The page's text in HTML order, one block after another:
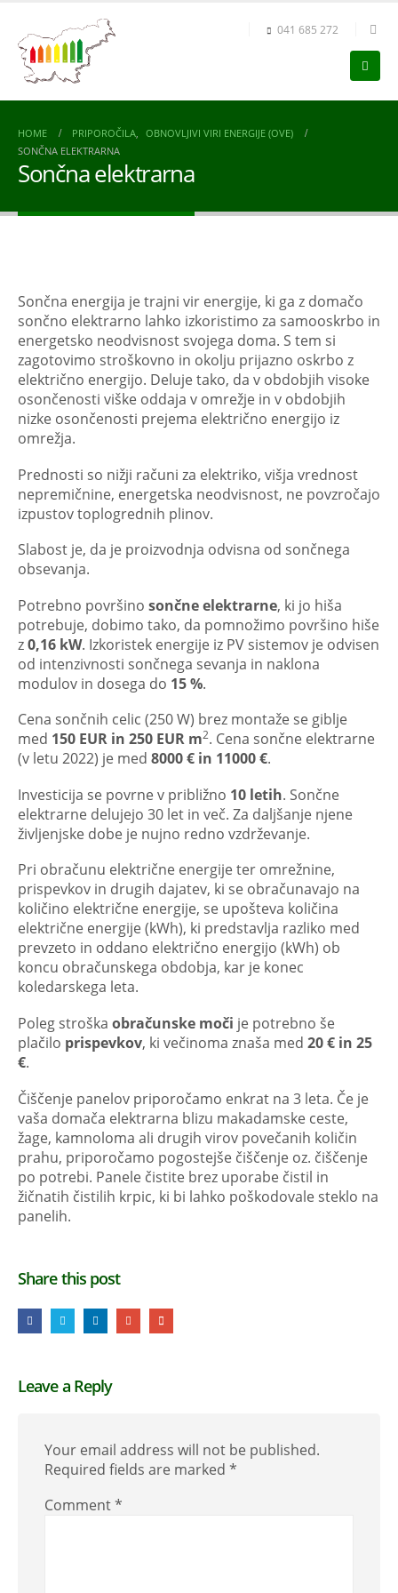
041 685 272
HOME PRIPOROČILA, OBNOVLJIVI VIRI ENERGIJE (OVE)
SONČNA ELEKTRARNA
Sončna elektrarna
Sončna energija je trajni vir energije, ki ga z domačo
sončno elektrarno lahko izkoristimo za samooskrbo in
energetsko neodvisnost svojega doma. S tem si
zagotovimo stroškovno in okolju prijazno oskrbo z
električno energijo. Deluje tako, da v obdobjih visoke
osončenosti viške oddaja v omrežje in v obdobjih
nizke osončenosti prejema električno energijo iz
omrežja.
Prednosti so nižji računi za elektriko, višja vrednost
nepremičnine, energetska neodvisnost, ne povzročajo
izpustov toplogrednih plinov.
Slabost je, da je proizvodnja odvisna od sončnega
obsevanja.
Potrebno površino sončne elektrarne, ki jo hiša
potrebuje, dobimo tako, da pomnožimo površino hiše
z0,16 kW. Izkoristek energije iz PV sistemov je odvisen
od intenzivnosti sončnega sevanja in naklona
modulov in dosega do 15 %.
Cena sončnih celic (250 W) brez montaže se giblje
med 150 EUR in 250 EUR m2. Cena sončne elektrarne
(v letu 2022) je med 8000 € in 11000 €.
Investicija se povrne v približno 10 letih. Sončne
elektrarne delujejo 30 let in več. Za daljšanje njene
življenjske dobe je nujno redno vzdrževanje.
Pri obračunu električne energije ter omrežnine,
prispevkov in drugih dajatev, ki se obračunavajo na
količino električne energije, se upošteva količina
električne energije (kWh), ki predstavlja razliko med
prevzeto in oddano električno energijo (kWh) ob
koncu obračunskega obdobja, kar je konec
koledarskega leta.
Poleg stroška obračunske moči je potrebno še
plačilo prispevkov, ki večinoma znaša med 20 € in 25
€.
Čiščenje panelov priporočamo enkrat na 3 leta. Če je
vaša domača elektrarna blizu makadamske ceste,
žage, kamnoloma ali drugih virov povečanih količin
prahu, priporočamo pogostejše čiščenje oz. čiščenje
po potrebi. Panele čistite brez uporabe čistil in
žičnatih čistilih krpic, ki bi lahko poškodovale steklo na
panelih.
Share this post
Leave a Reply
Your email address will not be published.
Required fields are marked *
Comment*